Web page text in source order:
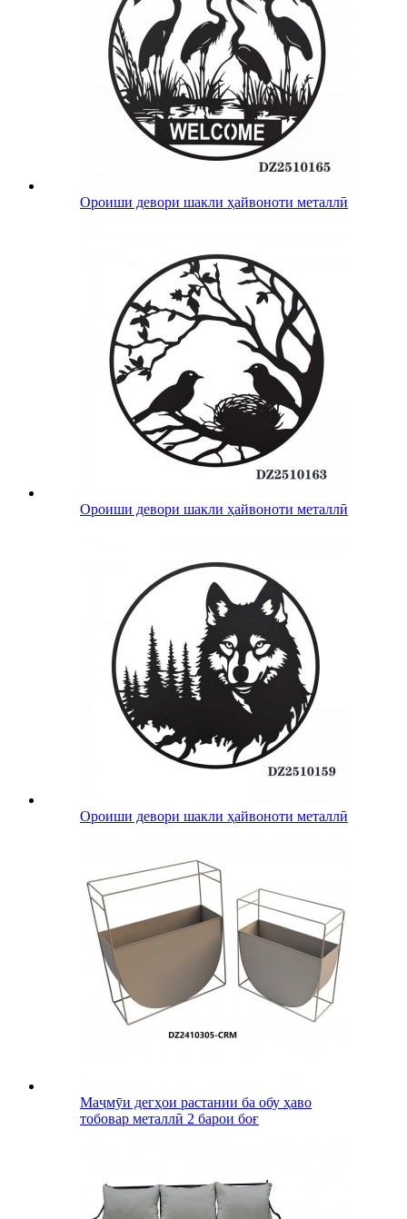
Ороиши девори шакли ҳайвоноти металлӣ
Ороиши девори шакли ҳайвоноти металлӣ
Ороиши девори шакли ҳайвоноти металлӣ
Маҷмӯи дегҳои растании ба обу ҳаво
тобовар металлӣ 2 барои боғ